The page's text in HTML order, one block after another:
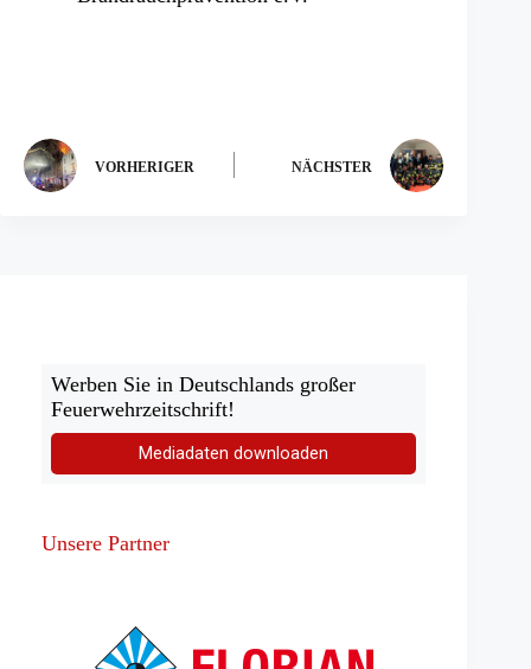
VORHERIGER NÄCHSTER
Werben Sie in Deutschlands großer
Feuerwehrzeitschrift!
Mediadaten downloaden
Unsere Partner